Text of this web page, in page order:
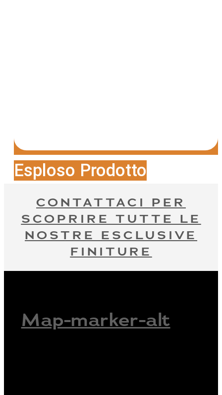
Esploso Prodotto
CONTATTACI PER
SCOPRIRE TUTTE LE
NOSTRE ESCLUSIVE
FINITURE
Map-marker-alt